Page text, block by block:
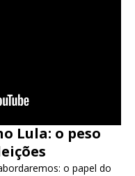
Lula: o peso
o papel do